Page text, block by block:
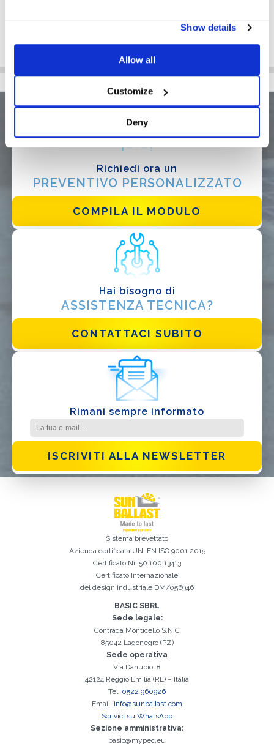
Show details
Allow all
Customize
Deny
ottenuta da Sun Ballast rappresenta un’ulteriore e
qualità, affidabilità ed
Richiedi ora un
PREVENTIVO PERSONALIZZATO
COMPILA IL MODULO
Hai bisogno di
ASSISTENZA TECNICA?
CONTATTACI SUBITO
Rimani sempre informato
ISCRIVITI ALLA NEWSLETTER
Installatore
Progettista
EPC
Distributore
Altro
Ho letto e accetto la
Iscrizione effettuata con successo. Verificare la propria casella e-
mail per procedere all'attivazione
Sistema brevettato
Azienda certificata UNI EN ISO 9001 2015
Certificato Nr. 50 100 13413
Certificato Internazionale
del design industriale DM/056946
BASIC SBRL
Sede legale:
Contrada Monticello S.N.C
85042 Lagonegro (PZ)
Sede operativa
Via Danubio, 8
42124 Reggio Emilia (RE) – Italia
Tel. 0522 960926
Email. info@sunballast.com
Scrivici su WhatsApp
Sezione amministrativa:
basic@mypec.eu